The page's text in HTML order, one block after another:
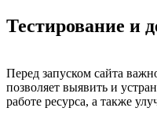
Тестирование и
Перед запуском сайта
позволяет выявить и
работе ресурса, а также